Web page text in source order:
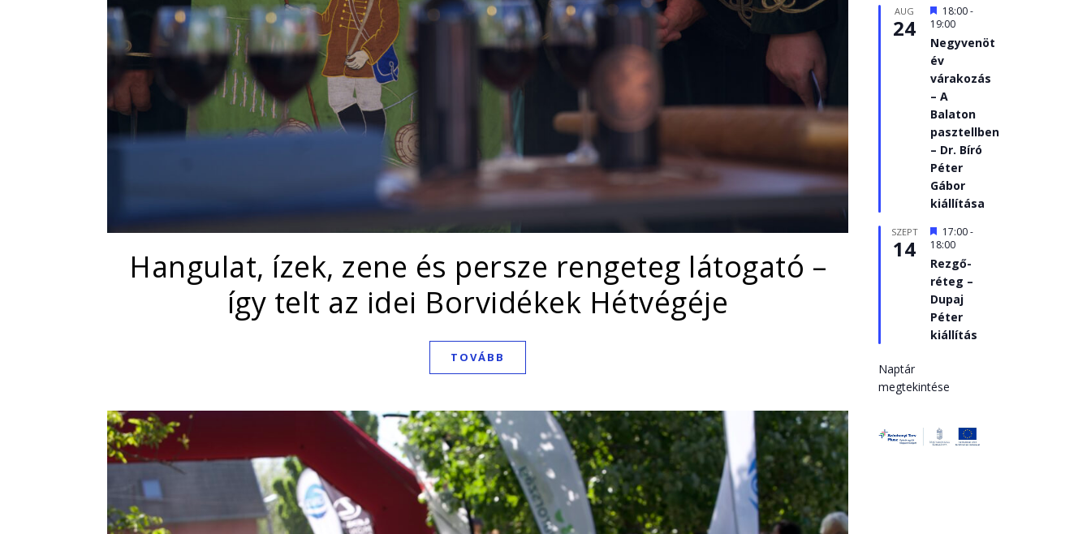
Hangulat, ízek, zene és persze rengeteg látogató –
így telt az idei Borvidékek Hétvégéje
TOVÁBB
AUG
24
Kiemelt
18:00-
19:00
Negyvenöt
év
várakozás
– A
Balaton
pasztellben
– Dr. Bíró
Péter
Gábor
kiállítása
SZEPT
14
Kiemelt
17:00-
18:00
Rezgő-
réteg –
Dupaj
Péter
kiállítás
Naptár
megtekintése